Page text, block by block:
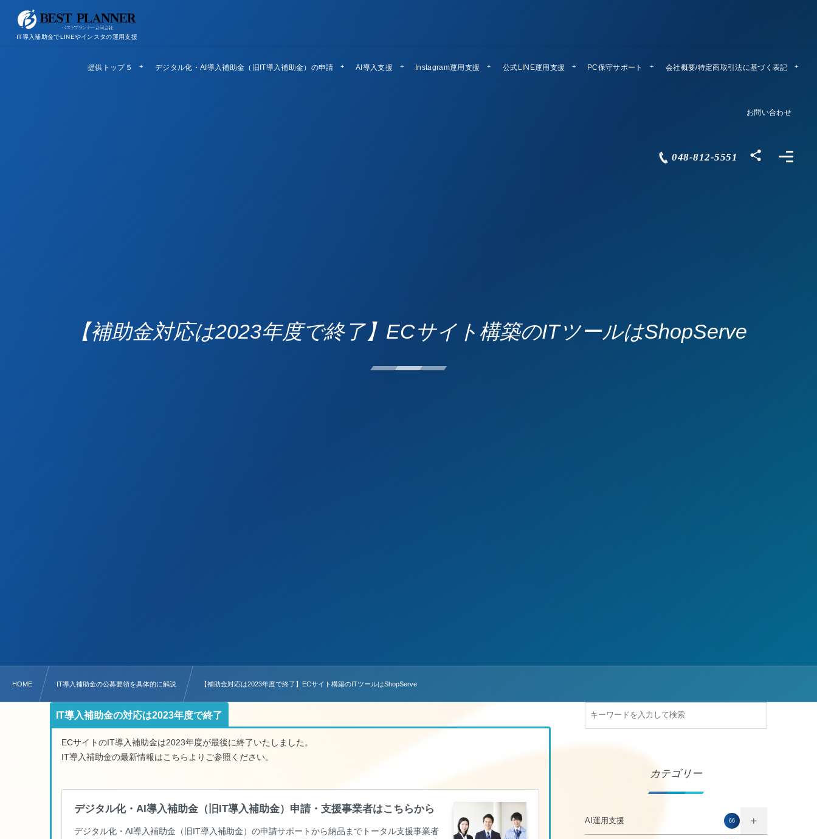
IT導入補助金でLINEやインスタの運用支援
提供トップ５
Top5 デジタル化・AI導入補助金（旧IT導入補助金）の申請 AI導入支援 Instagram運用支援 公式LINE運用支援 PC保守サポート
リモートメンテ 会社概要/特定商取引法に基づく表記
Company Profile
お問い合わせ
Contact
048-812-5551
【補助金対応は2023年度で終了】ECサイト構築のITツールはShopServe
HOME IT導入補助金の公募要領を具体的に解説 【補助金対応は2023年度で終了】ECサイト構築のITツールはShopServe
IT導入補助金の対応は2023年度で終了
ECサイトのIT導入補助金は2023年度が最後に終了いたしました。
IT導入補助金の最新情報はこちらよりご参照ください。
デジタル化・AI導入補助金（旧IT導入補助金）申請・支援事業者はこちらから
デジタル化・AI導入補助金（旧IT導入補助金）の申請サポートから納品までトータル支援事業者
カテゴリー
AI運用支援 66